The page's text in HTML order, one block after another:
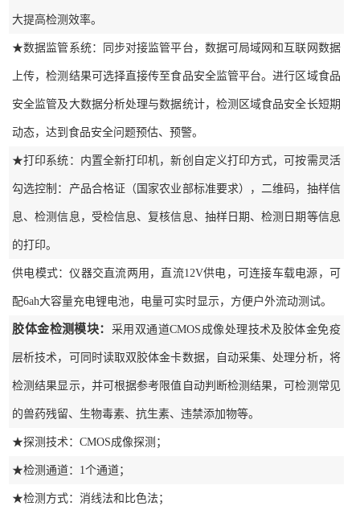
大提高检测效率。
★数据监管系统：同步对接监管平台，数据可局域网和互联网数据
上传，检测结果可选择直接传至食品安全监管平台。进行区域食品
安全监管及大数据分析处理与数据统计，检测区域食品安全长短期
动态，达到食品安全问题预估、预警。
★打印系统：内置全新打印机，新创自定义打印方式，可按需灵活
勾选控制：产品合格证（国家农业部标准要求），二维码，抽样信
息、检测信息，受检信息、复核信息、抽样日期、检测日期等信息
的打印。
供电模式：仪器交直流两用，直流12V供电，可连接车载电源，可
配6ah大容量充电锂电池，电量可实时显示，方便户外流动测试。
胶体金检测模块： 采用双通道CMOS成像处理技术及胶体金免疫
层析技术，可同时读取双胶体金卡数据，自动采集、处理分析，将
检测结果显示，并可根据参考限值自动判断检测结果，可检测常见
的兽药残留、生物毒素、抗生素、违禁添加物等。
★探测技术：CMOS成像探测；
★检测通道：1个通道；
★检测方式：消线法和比色法；